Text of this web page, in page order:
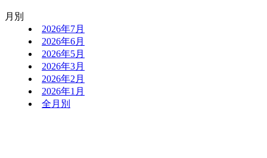
月別
2026年7月
2026年6月
2026年5月
2026年3月
2026年2月
2026年1月
全月別